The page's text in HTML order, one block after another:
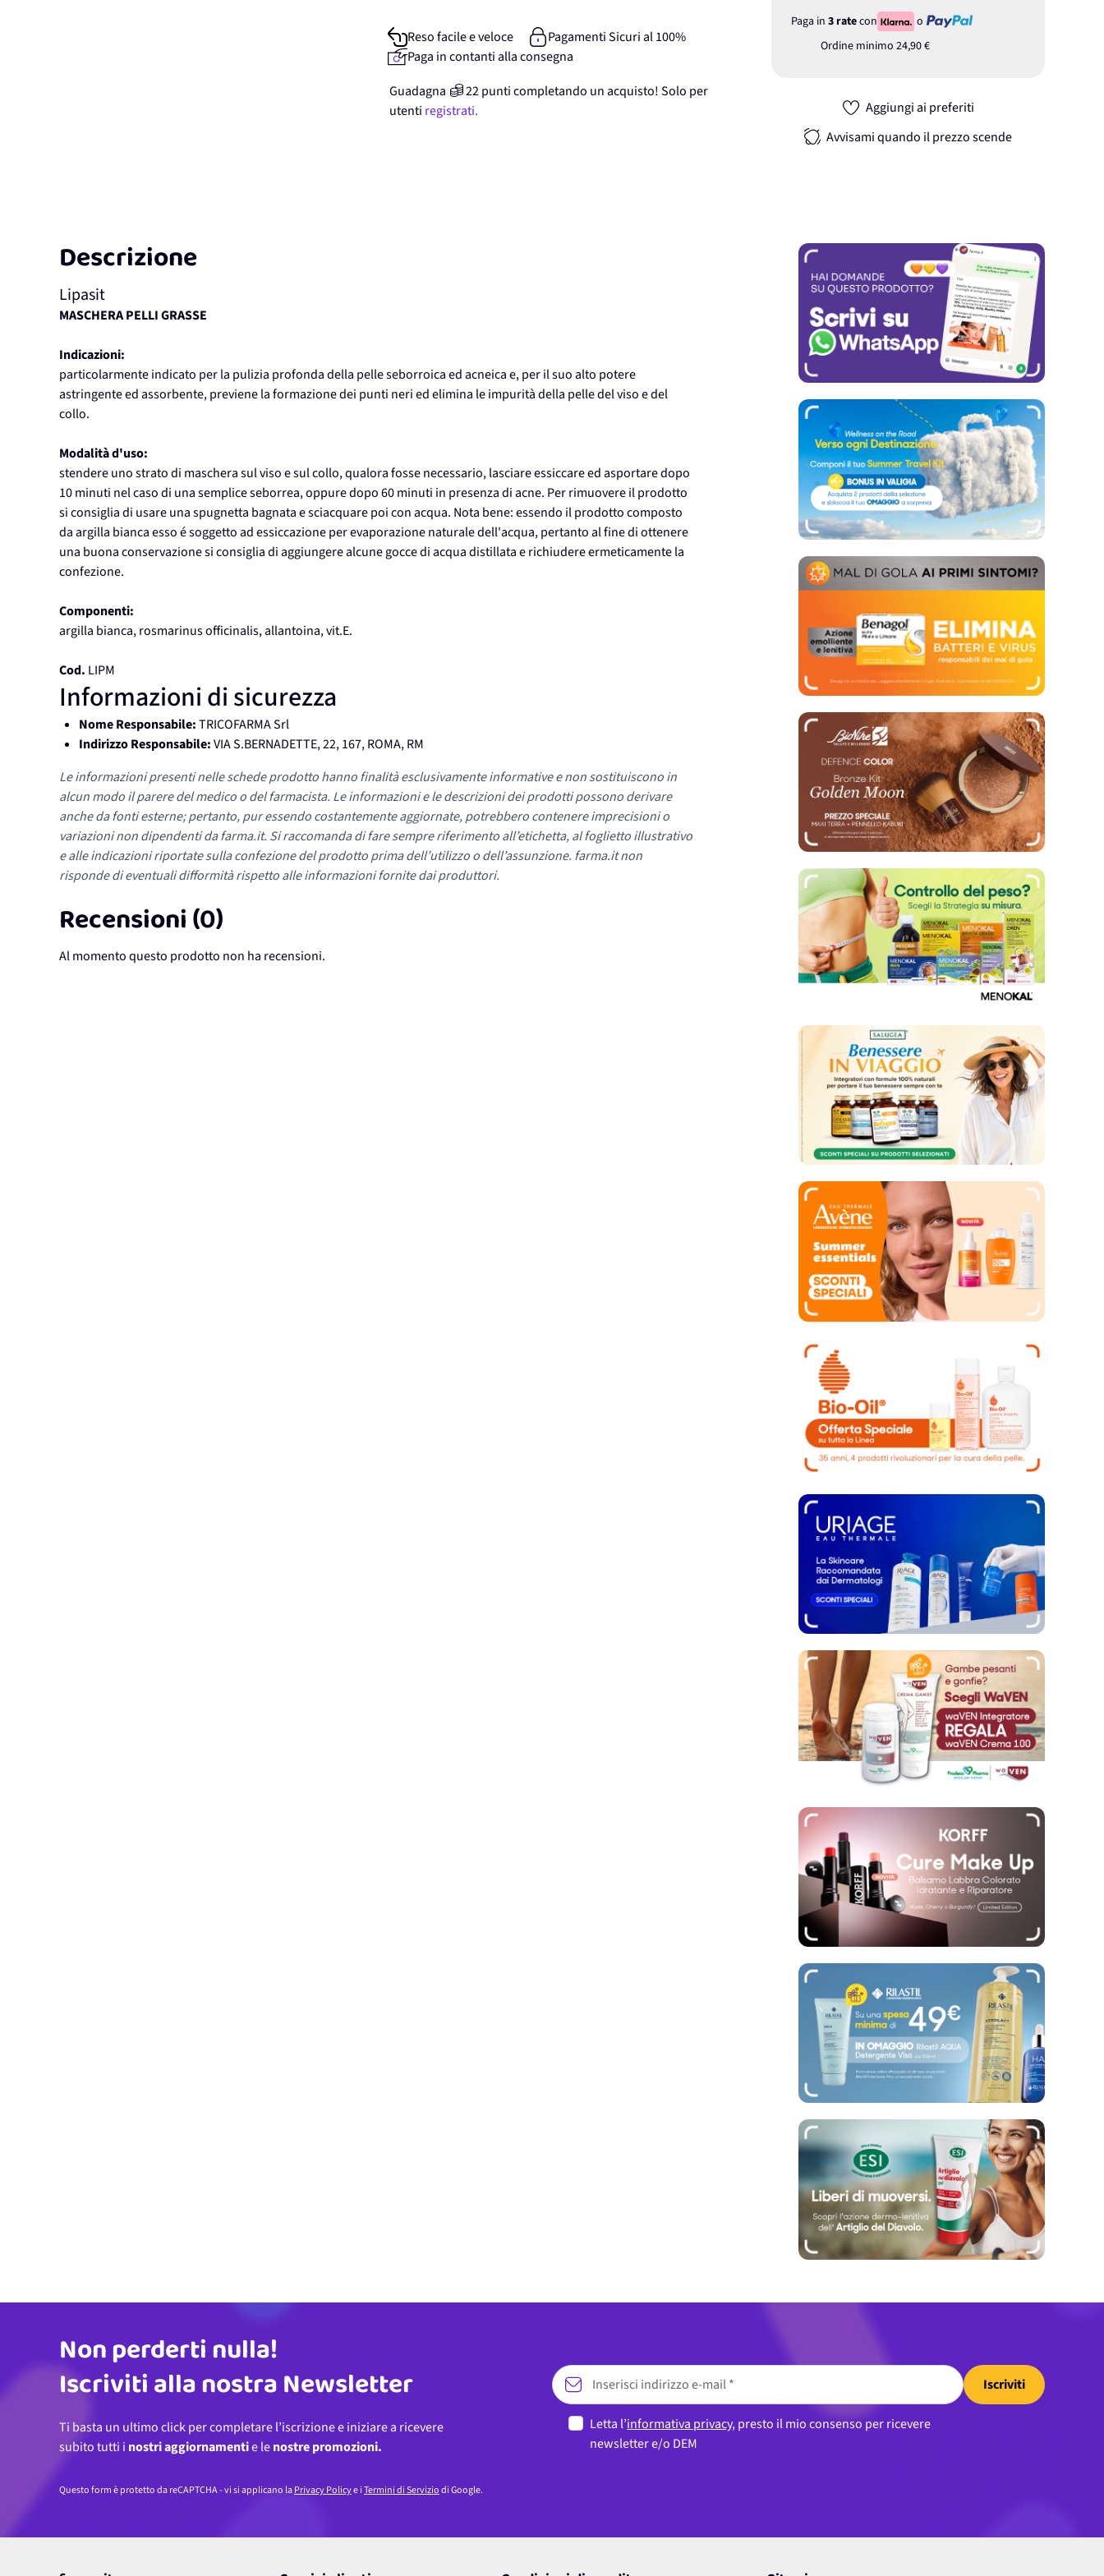
Paga in 3 ratecon
o
Ordine minimo 24,90 €
Aggiungi ai preferiti
Avvisami quando il prezzo scende
Reso facile e veloce
Pagamenti Sicuri al 100%
Paga in contanti alla consegna
Guadagna
22punticompletando un acquisto! Solo per
utenti registrati.
Descrizione
Lipasit
MASCHERA PELLI GRASSE
Indicazioni:
particolarmente indicato per la pulizia profonda della pelle seborroica ed acneica e, per il suo alto potere
astringente ed assorbente, previene la formazione dei punti neri ed elimina le impurità della pelle del viso e del
collo.
Modalità d'uso:
stendere uno strato di maschera sul viso e sul collo, qualora fosse necessario, lasciare essiccare ed asportare dopo
10 minuti nel caso di una semplice seborrea, oppure dopo 60 minuti in presenza di acne. Per rimuovere il prodotto
si consiglia di usare una spugnetta bagnata e sciacquare poi con acqua. Nota bene: essendo il prodotto composto
da argilla bianca esso é soggetto ad essiccazione per evaporazione naturale dell'acqua, pertanto al fine di ottenere
una buona conservazione si consiglia di aggiungere alcune gocce di acqua distillata e richiudere ermeticamente la
confezione.
Componenti:
argilla bianca, rosmarinus officinalis, allantoina, vit.E.
Cod. LIPM
Informazioni di sicurezza
Nome Responsabile:TRICOFARMA Srl
Indirizzo Responsabile:VIA S.BERNADETTE, 22, 167, ROMA, RM
Le informazioni presenti nelle schede prodotto hanno finalità esclusivamente informative e non sostituiscono in
alcun modo il parere del medico o del farmacista. Le informazioni e le descrizioni dei prodotti possono derivare
anche da fonti esterne; pertanto, pur essendo costantemente aggiornate, potrebbero contenere imprecisioni o
variazioni non dipendenti da farma.it. Si raccomanda di fare sempre riferimento all’etichetta, al foglietto illustrativo
e alle indicazioni riportate sulla confezione del prodotto prima dell’utilizzo o dell’assunzione. farma.it non
risponde di eventuali difformità rispetto alle informazioni fornite dai produttori.
Recensioni (0)
Al momento questo prodotto non ha recensioni.
Indirizzo email
Non perderti nulla!
Iscriviti alla nostra Newsletter
Ti basta un ultimo click per completare l’iscrizione e iniziare a ricevere
subito tutti i nostri aggiornamentie lenostre promozioni.
Iscriviti
Letta l’informativa privacy, presto il mio consenso per ricevere
newsletter e/o DEM
Questo form è protetto da reCAPTCHA - vi si applicano laPrivacy Policye iTermini di Serviziodi Google.